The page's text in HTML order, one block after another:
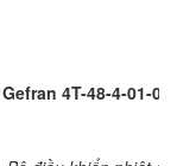
4T-48-4-01-0-